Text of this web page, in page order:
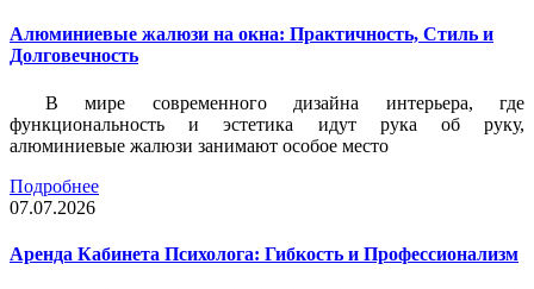
Алюминиевые жалюзи на окна: Практичность, Стиль и
Долговечность
В мире современного дизайна интерьера, где
функциональность и эстетика идут рука об руку,
алюминиевые жалюзи занимают особое место
Подробнее
07.07.2026
Аренда Кабинета Психолога: Гибкость и Профессионализм